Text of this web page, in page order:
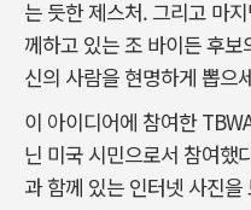
는 듯한 제스처. 그리고 마
께하고 있는 조 바이든 후
신의 사람을 현명하게 뽑으
이 아이디어에 참여한
닌 미국 시민으로서 참여했
과 함께 있는 인터넷 사진